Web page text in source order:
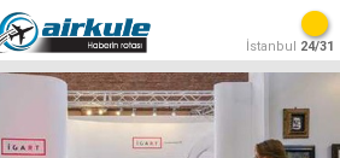
İstanbul 24/31